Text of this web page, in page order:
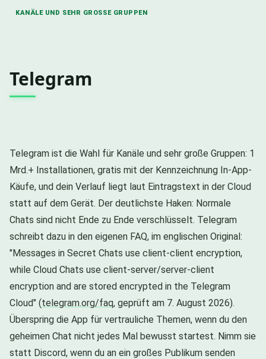
KANÄLE UND SEHR GROSSE GRUPPEN
Telegram
Telegram ist die Wahl für Kanäle und sehr große Gruppen: 1
Mrd.+ Installationen, gratis mit der Kennzeichnung In-App-
Käufe, und dein Verlauf liegt laut Eintragstext in der Cloud
statt auf dem Gerät. Der deutlichste Haken: Normale
Chats sind nicht Ende zu Ende verschlüsselt. Telegram
schreibt dazu in den eigenen FAQ, im englischen Original:
"Messages in Secret Chats use client-client encryption,
while Cloud Chats use client-server/server-client
encryption and are stored encrypted in the Telegram
Cloud" (telegram.org/faq, geprüft am 7. August 2026).
Überspring die App für vertrauliche Themen, wenn du den
geheimen Chat nicht jedes Mal bewusst startest. Nimm sie
statt Discord, wenn du an ein großes Publikum senden